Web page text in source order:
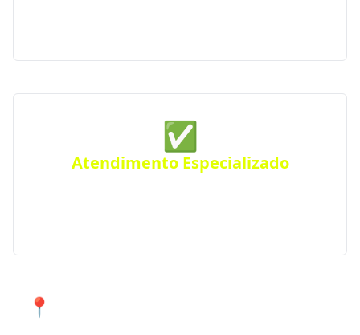
✅
Atendimento Especializado
📍 Atendimento de qualidade em